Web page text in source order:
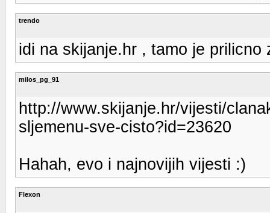
trendo
idi na skijanje.hr , tamo je prilicno
milos_pg_91
http://www.skijanje.hr/vijesti/
sljemenu-sve-cisto?id=23620
Hahah, evo i najnovijih vijesti :)
Flexon